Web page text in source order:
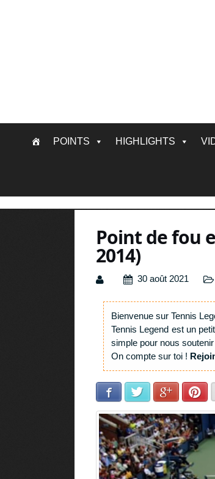
POINTS HIGHLIGHTS
Point de fou
2014)
30 août 2021
Bienvenue sur Tennis
Tennis Legend est un
simple pour nous
On compte sur toi !
Facebook Twitter Google+